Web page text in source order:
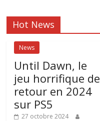
Hot News
News
Until Dawn, le
jeu horrifique de
retour en 2024
sur PS5
27 octobre 2024